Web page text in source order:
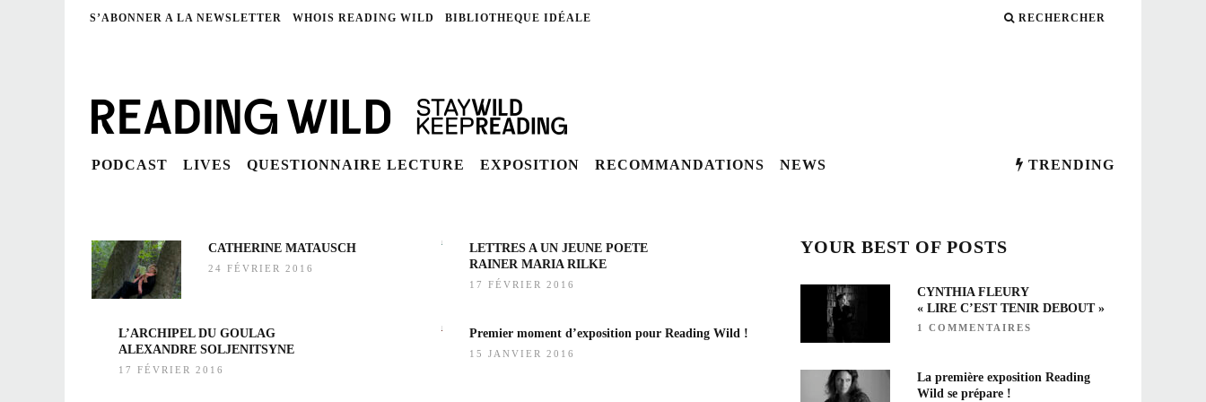
S’ABONNER A LA NEWSLETTER WHOIS READING WILD BIBLIOTHEQUE IDÉALE RECHERCHER
PODCAST LIVES QUESTIONNAIRE LECTURE EXPOSITION RECOMMANDATIONS NEWS TRENDING
CATHERINE MATAUSCH
24 FÉVRIER 2016
LETTRES A UN JEUNE POETE
RAINER MARIA RILKE
17 FÉVRIER 2016
L’ARCHIPEL DU GOULAG
ALEXANDRE SOLJENITSYNE
17 FÉVRIER 2016
Premier moment d’exposition pour Reading Wild !
15 JANVIER 2016
YOUR BEST OF POSTS
CYNTHIA FLEURY
« LIRE C’EST TENIR DEBOUT »
1 COMMENTAIRES
La première exposition Reading
Wild se prépare !